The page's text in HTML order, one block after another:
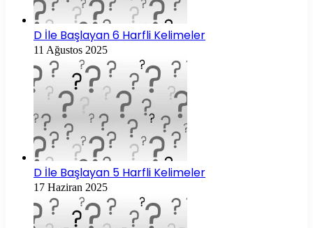
D İle Başlayan 6 Harfli Kelimeler
11 Ağustos 2025
D İle Başlayan 5 Harfli Kelimeler
17 Haziran 2025